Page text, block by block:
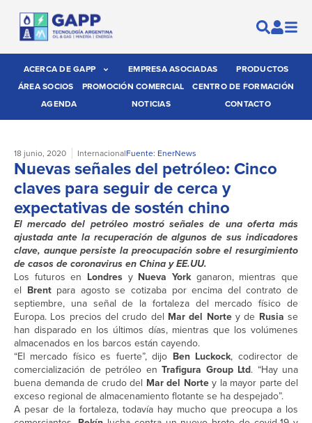
ACERCA DE GAPP EMPRESA ASOCIADAS
PRODUCTOS
ÁREA SOCIOS
PROMOCIÓN COMERCIAL
CENTRO DE FORMACIÓN
AGENDA
NOTICIAS CONTACTO
18 junio, 2020 InternacionalFuente: EnerNews
Nuevas señales del petróleo: Cinco
claves para seguir de cerca y
expectativas de sostén chino
El mercado del petróleo mostró señales de una oferta más
ajustada ante la recuperación de algunos de sus indicadores
clave, aunque persiste la preocupación sobre el resurgimiento
de casos de coronavirus en China y EE.UU.
Los futuros en Londres y Nueva Yorkganaron, mientras que
el Brentpara agosto se cotizaba por encima del contrato de
septiembre, una señal de la fortaleza del mercado físico de
Europa. Los precios del crudo del Mar del Nortey de Rusia se
han disparado en los últimos días, mientras que los volúmenes
almacenados en los barcos están cayendo.
“El mercado físico es fuerte”, dijo Ben Luckock, codirector de
comercialización de petróleo en Trafigura Group Ltd. “Hay una
buena demanda de crudo del Mar del Nortey la mayor parte del
exceso regional de almacenamiento flotante se ha despejado”.
A pesar de la fortaleza, todavía hay mucho que preocupa a los